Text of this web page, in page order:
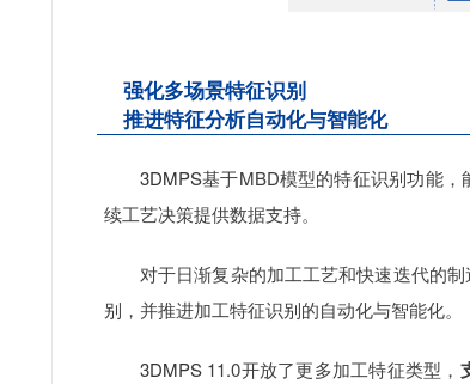
强化多场景特征识别
推进特征分析自动化与智能化
3DMPS基于MBD模型的特征识别功能
续工艺决策提供数据支持。
对于日渐复杂的加工工艺和快速迭代的
别，并推进加工特征识别的自动化与智能化。
3DMPS 11.0开放了更多加工特征类型，